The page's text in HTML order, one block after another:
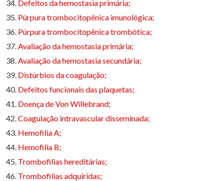
Defeitos da hemostasia primária;
Púrpura trombocitopênica imunológica;
Púrpura trombocitopênica trombótica;
Avaliação da hemostasia primária;
Avaliação da hemostasia secundária;
Distúrbios da coagulação;
Defeitos funcionais das plaquetas;
Doença de Von Willebrand;
Coagulação intravascular disseminada;
Hemofilia A;
Hemofilia B;
Trombofilias hereditárias;
Trombofilias adquiridas;